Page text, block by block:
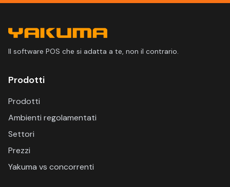
Il software POS che si adatta a te, non il contrario.
Prodotti
Prodotti
Ambienti regolamentati
Settori
Prezzi
Yakuma vs concorrenti